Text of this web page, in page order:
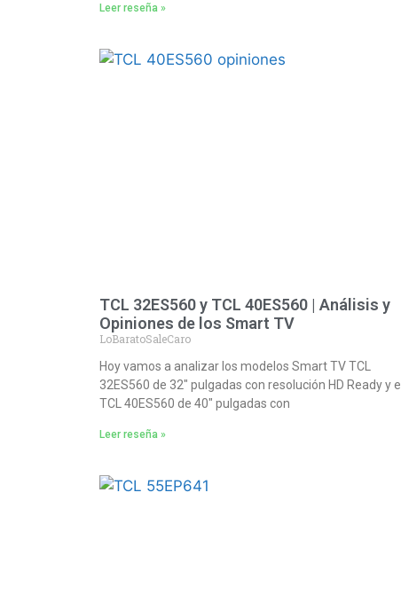
Leer reseña »
TCL 32ES560 y TCL 40ES560 | Análisis y
Opiniones de los Smart TV
LoBaratoSaleCaro
Hoy vamos a analizar los modelos Smart TV TCL
32ES560 de 32″ pulgadas con resolución HD Ready y el
TCL 40ES560 de 40″ pulgadas con
Leer reseña »